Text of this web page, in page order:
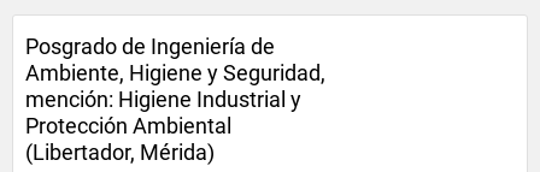
Posgrado de Ingeniería de
Ambiente, Higiene y Seguridad,
mención: Higiene Industrial y
Protección Ambiental
(Libertador, Mérida)